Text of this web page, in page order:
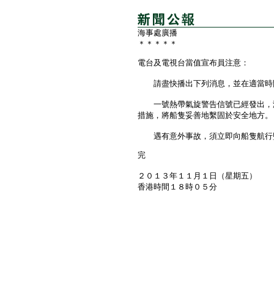
海事處廣播
＊＊＊＊＊
電台及電視台當值宣布員注意：
請盡快播出下列消息，並在適當時
一號熱帶氣旋警告信號已經發出，
措施，將船隻妥善地繫固於安全地方。
遇有意外事故，須立即向船隻航行
完
２０１３年１１月１日（星期五）
香港時間１８時０５分